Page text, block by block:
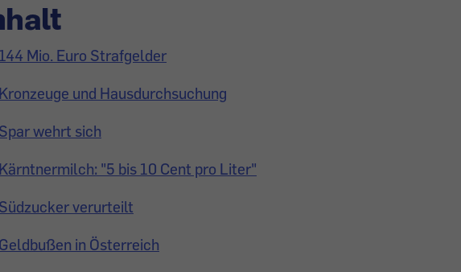
Mio. Euro Strafgelder
und Hausdurchsuchung
wehrt sich
"5 bis 10 Cent pro Liter"
verurteilt
in Österreich